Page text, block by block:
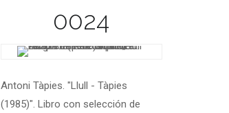
0024
Antoni Tàpies. "Llull - Tàpies
(1985)". Libro con selección de